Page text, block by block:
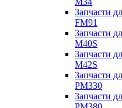
Запчасти
FM91
Запчасти
M40S
Запчасти
M42S
Запчасти
PM330
Запчасти